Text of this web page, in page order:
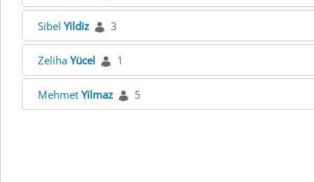
Sibel Yildiz 3
Zeliha Yücel 1
Mehmet Yilmaz 5